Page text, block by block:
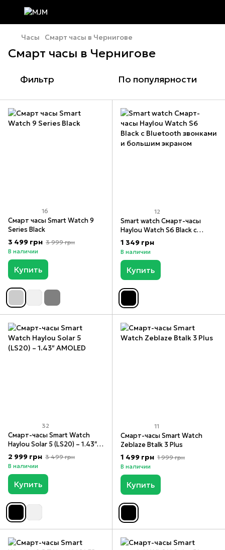
Часы Смарт часы в Чернигове
Смарт часы в Чернигове
Фильтр По популярности
16
Смарт часы Smart Watch 9
Series Black
3 499 грн 3 999 грн
В наличии
Купить
12
Smart watch Смарт-часы
Haylou Watch S6 Black с
Bluetooth звонками и
большим экраном
1 349 грн
В наличии
Купить
32
Смарт-часы Smart Watch
Haylou Solar 5 (LS20) – 1.43″
AMOLED
2 999 грн 3 499 грн
В наличии
Купить
11
Смарт-часы Smart Watch
Zeblaze Btalk 3 Plus
1 499 грн 1 999 грн
В наличии
Купить